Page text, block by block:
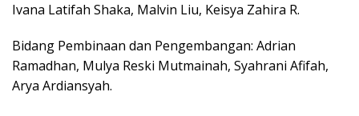
Ivana Latifah Shaka, Malvin Liu, Keisya Zahira R.
Bidang Pembinaan dan Pengembangan: Adrian
Ramadhan, Mulya Reski Mutmainah, Syahrani Afifah,
Arya Ardiansyah.